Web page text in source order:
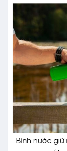
Bình nước